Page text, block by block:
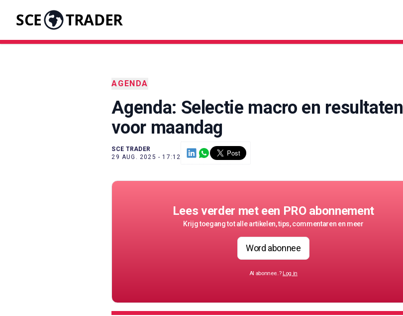
SCE TRADER
AGENDA
Agenda: Selectie macro en resultaten
voor maandag
SCE TRADER
29 AUG. 2025 - 17:12
Lees verder met een PRO abonnement
Krijg toegang tot alle artikelen, tips, commentaren en meer
Word abonnee
Al abonnee..? Log in